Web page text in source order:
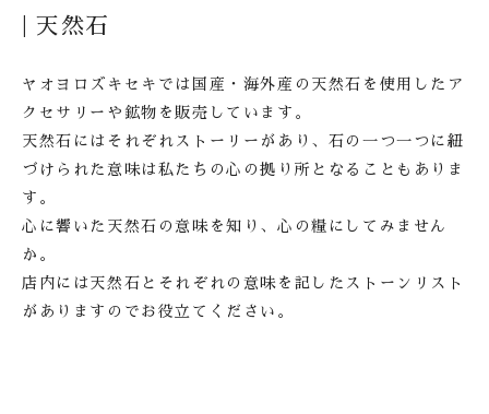
| 天然石
ヤオヨロズキセキでは国産・海外産の天然石を使用した ア
クセサリーや鉱物を販売しています。
天然石にはそれぞれストーリーがあり、石の一つ一つに紐
づけられた意味は私たちの心の拠り所となることもありま
す。
心に響いた天然石の意味を知り、心の糧にしてみません
か。
店内には天然石とそれぞれの意味を記したストーンリスト
が ありますのでお役立てください。